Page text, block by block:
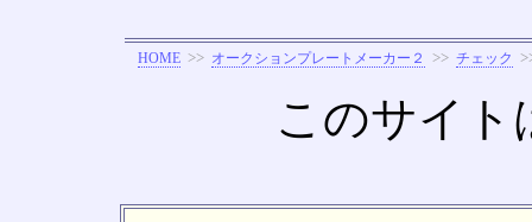
HOME >> オークションプレートメーカー２ >> チェック
このサイト